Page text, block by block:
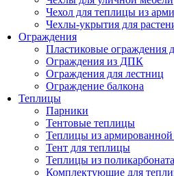
Чехол для теплицы из
Чехлы-укрытия для
Ограждения
Пластиковые ограждения
Ограждения из ДПК
Ограждения для лестниц
Ограждение балкона
Теплицы
Парники
Тентовые теплицы
Теплицы из
Тент для теплицы
Теплицы из поликарбоната
Комплектующие для